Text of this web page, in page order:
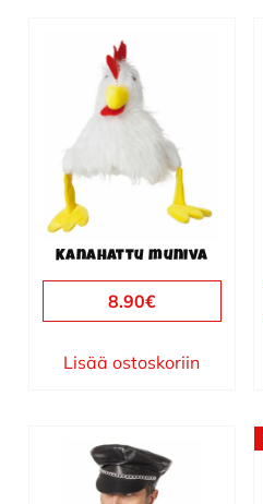
Kanahattu muniva
8.90€
Lisää ostoskoriin